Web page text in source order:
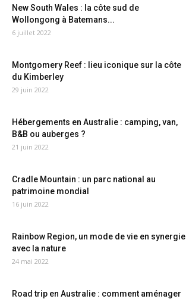
New South Wales : la côte sud de
Wollongong à Batemans...
6 juillet 2022
Montgomery Reef : lieu iconique sur la côte
du Kimberley
29 juin 2022
Hébergements en Australie : camping, van,
B&B ou auberges ?
21 juin 2022
Cradle Mountain : un parc national au
patrimoine mondial
16 juin 2022
Rainbow Region, un mode de vie en synergie
avec la nature
24 mai 2022
Road trip en Australie : comment aménager